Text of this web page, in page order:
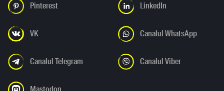
Pinterest LinkedIn
VK Canalul WhatsApp
Canalul Telegram Canalul Viber